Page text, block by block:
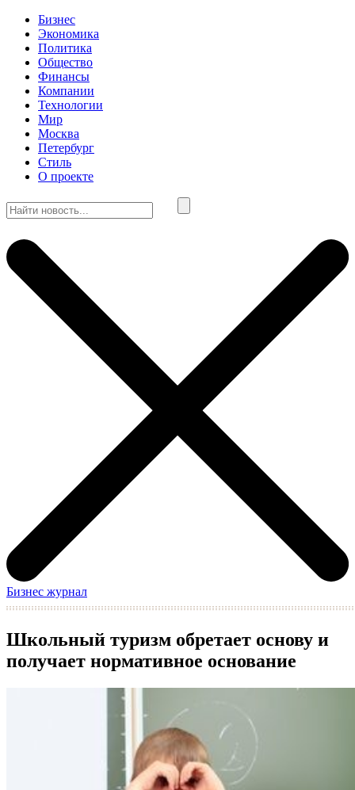
Бизнес
Экономика
Политика
Общество
Финансы
Компании
Технологии
Мир
Москва
Петербург
Стиль
О проекте
Бизнес журнал
Школьный туризм обретает основу и
получает нормативное основание